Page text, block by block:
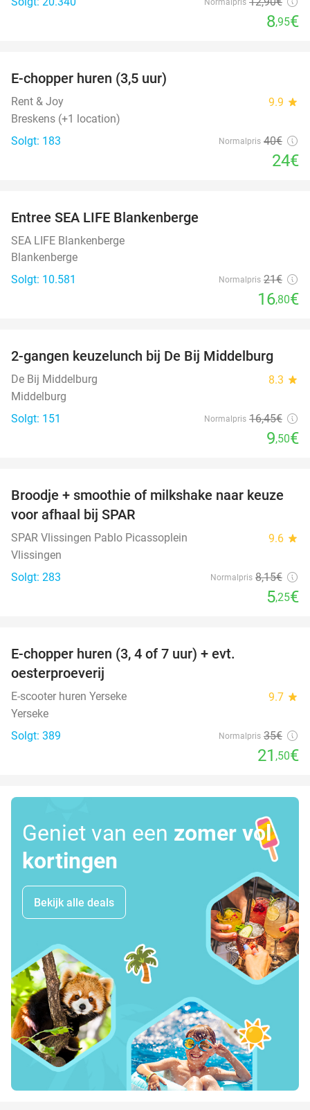
8,95€
E-chopper huren (3,5 uur)
Rent & Joy 9.9 star
Breskens (+1 location)
Solgt: 183
Normalpris 40€
24€
Entree SEA LIFE Blankenberge
SEA LIFE Blankenberge
Blankenberge
Solgt: 10.581
Normalpris 21€
16,80€
42%
2-gangen keuzelunch bij De Bij Middelburg
De Bij Middelburg 8.3 star
Middelburg
Solgt: 151
Normalpris 16,45€
9,50€
36%
Broodje + smoothie of milkshake naar keuze
voor afhaal bij SPAR
SPAR Vlissingen Pablo Picassoplein 9.6 star
Vlissingen
Solgt: 283
Normalpris 8,15€
5,25€
E-chopper huren (3, 4 of 7 uur) + evt.
oesterproeverij
E-scooter huren Yerseke 9.7 star
Yerseke
Solgt: 389
Normalpris 35€
21 ,50€
Geniet van een zomer vol
kortingen
Bekijk alle deals